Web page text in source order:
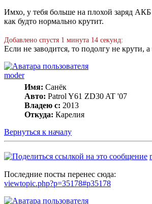
Имхо, у тебя больше на плохой заряд
как будто нормально крутит.
Добавлено спустя 1 минута 14 секунд:
Если не заводится, то подолгу не крути,
moder
Имя: Санёк
Авто: Patrol Y61 ZD30 AT '07
Владею с: 2013
Откуда: Карелия
Вернуться к началу
Последние посты перенес сюда:
viewtopic.php?p=35178#p35178